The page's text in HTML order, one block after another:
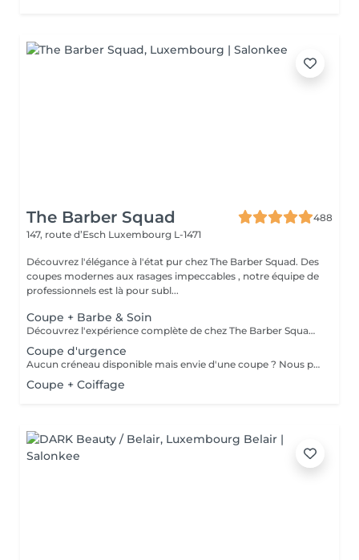
The Barber Squad
488
147, route d’Esch Luxembourg L-1471
Découvrez l'élégance à l'état pur chez The Barber Squad. Des
coupes modernes aux rasages impeccables , notre équipe de
professionnels est là pour subl...
Coupe + Barbe & Soin
Découvrez l'expérience complète de chez The Barber Squad ! Shampooing & soins profonds + Coupe complète + Coiffage. Taille de Barbe & Contours à la lame & soins régénérant + Serviette Chaude & Froide + Nettoyage exfoliant du visage + Vapeur + Massage Relaxant + After Shave + Huile à barbe + Hydratation de la peau . Pour que votre expérience chez nous soit optimal , une boisson de votre choix vous est offerte !
Coupe d'urgence
Aucun créneau disponible mais envie d'une coupe ? Nous pouvons vous proposer un rendez-vous avant ou après nos horaires, ou durant la pause. Pour cette prestation, merci de contacter directement le shop.
Coupe + Coiffage